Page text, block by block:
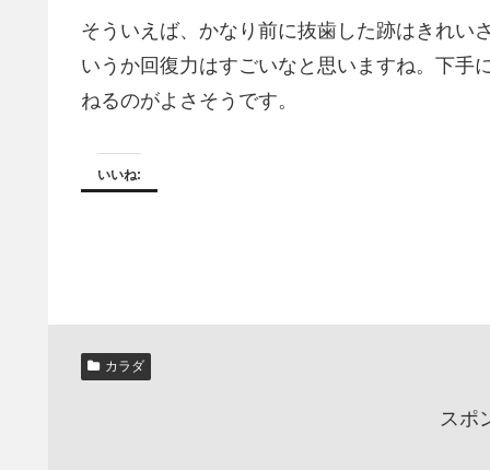
そういえば、かなり前に抜歯した跡はきれい
いうか回復力はすごいなと思いますね。下手
ねるのがよさそうです。
いいね:
カラダ
スポ